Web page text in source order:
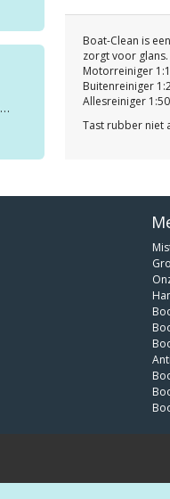
Boat-Clean is
zorgt voor
Motorreiniger
Buitenreiniger
Allesreiniger
Tast rubber niet